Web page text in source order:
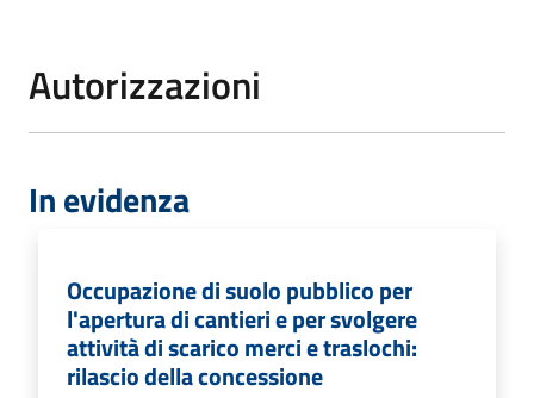
Autorizzazioni
In evidenza
Occupazione di suolo pubblico per
l'apertura di cantieri e per svolgere
attività di scarico merci e traslochi:
rilascio della concessione